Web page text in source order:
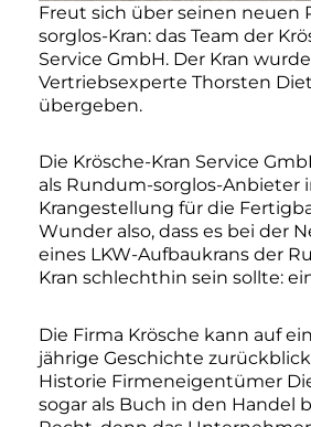
Freut sich über seinen neuen
sorglos-Kran: das Team der
Service GmbH. Der Kran
Vertriebsexperte Thorsten
übergeben.
Die Krösche-Kran Service
als Rundum-sorglos-Anbieter
Krangestellung für die
Wunder also, dass es bei der
eines LKW-Aufbaukrans der
Kran schlechthin sein sollte:
Die Firma Krösche kann auf
jährige Geschichte
Historie Firmeneigentümer
sogar als Buch in den Handel